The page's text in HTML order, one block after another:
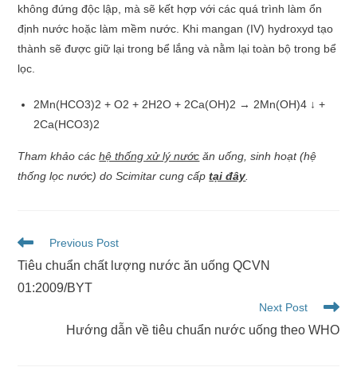
không đứng độc lập, mà sẽ kết hợp với các quá trình làm ổn
định nước hoặc làm mềm nước. Khi mangan (IV) hydroxyd tạo
thành sẽ được giữ lại trong bể lắng và nằm lại toàn bộ trong bể
lọc.
2Mn(HCO3)2 + O2 + 2H2O + 2Ca(OH)2 → 2Mn(OH)4 ↓ +
2Ca(HCO3)2
Tham khảo cáchệ thống xử lý nước ăn uống, sinh hoạt (hệ
thống lọc nước) do Scimitar cung cấptại đây
Previous Post
Tiêu chuẩn chất lượng nước ăn uống QCVN
01:2009/BYT
Next Post
Hướng dẫn về tiêu chuẩn nước uống theo WHO